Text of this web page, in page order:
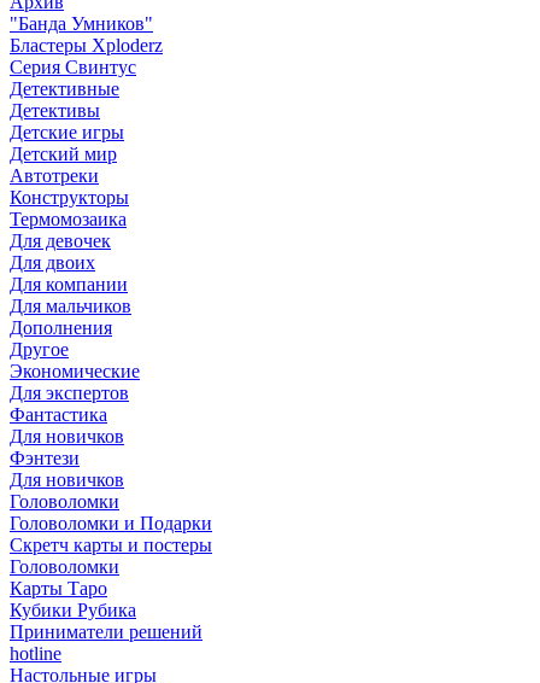
"Банда Умников"
Бластеры Xploderz
Cерия Свинтус
Детективные
Детективы
Детские игры
Детский мир
Автотреки
Конструкторы
Термомозаика
Для девочек
Для двоих
Для компании
Для мальчиков
Дополнения
Другое
Экономические
Для экспертов
Фантастика
Для новичков
Фэнтези
Для новичков
Головоломки
Головоломки и Подарки
Cкретч карты и постеры
Головоломки
Карты Таро
Кубики Рубика
Приниматели решений
hotline
Настольные игры